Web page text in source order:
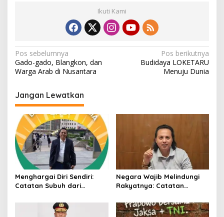
Ikuti Kami
N
a
i
g
a
s
i
p
o
Pos sebelumnya
Gado-gado, Blangkon, dan
Warga Arab di Nusantara
Pos berikutnya
Budidaya LOKETARU
Menuju Dunia
Jangan Lewatkan
Menghargai Diri Sendiri:
Catatan Subuh dari
Jawa
Negara Wajib Melindungi
Rakyatnya: Catatan
Penambang Belerang
Kawah Ijen